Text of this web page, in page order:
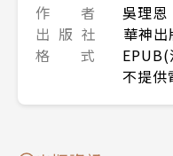
作 者
吳理恩
出 版 社
華神出
格 式
不提供